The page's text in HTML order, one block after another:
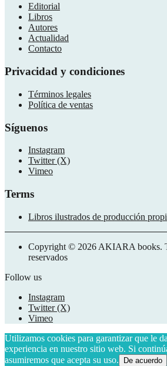
Editorial
Libros
Autores
Actualidad
Contacto
Privacidad y condiciones
Términos legales
Política de ventas
Síguenos
Instagram
Twitter (X)
Vimeo
Terms
Libros ilustrados de producción
Copyright © 2026 AKIARA books.
reservados
Follow us
Instagram
Twitter (X)
Vimeo
Utilizamos cookies para garantizar que le
experiencia en nuestro sitio web. Si
asumiremos que acepta su uso.
De acuerdo